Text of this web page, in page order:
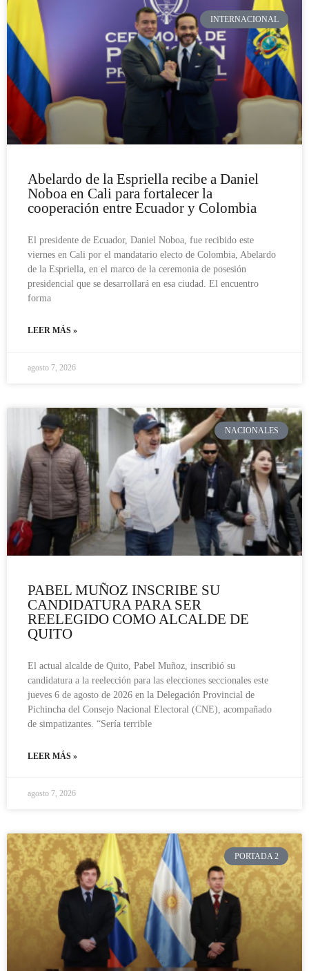
INTERNACIONAL
Abelardo de la Espriella recibe a Daniel
Noboa en Cali para fortalecer la
cooperación entre Ecuador y Colombia
El presidente de Ecuador, Daniel Noboa, fue recibido este
viernes en Cali por el mandatario electo de Colombia, Abelardo
de la Espriella, en el marco de la ceremonia de posesión
presidencial que se desarrollará en esa ciudad. El encuentro
forma
LEER MÁS »
agosto 7, 2026
NACIONALES
PABEL MUÑOZ INSCRIBE SU
CANDIDATURA PARA SER
REELEGIDO COMO ALCALDE DE
QUITO
El actual alcalde de Quito, Pabel Muñoz, inscribió su
candidatura a la reelección para las elecciones seccionales este
jueves 6 de agosto de 2026 en la Delegación Provincial de
Pichincha del Consejo Nacional Electoral (CNE), acompañado
de simpatizantes. “Sería terrible
LEER MÁS »
agosto 7, 2026
PORTADA 2